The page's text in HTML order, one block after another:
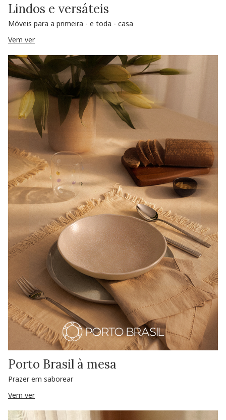
Lindos e versáteis
Móveis para a primeira - e toda - casa
Vem ver
Porto Brasil à mesa
Prazer em saborear
Vem ver